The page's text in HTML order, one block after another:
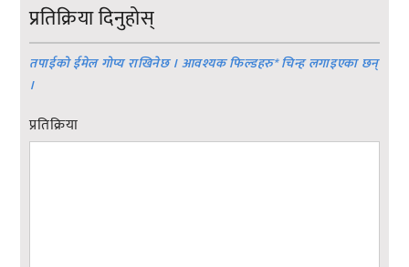
प्रतिक्रिया दिनुहोस्
तपाईको ईमेल गोप्य राखिनेछ । आवश्यक फिल्डहरु*चिन्ह लगाइएका छन्
।
प्रतिक्रिया